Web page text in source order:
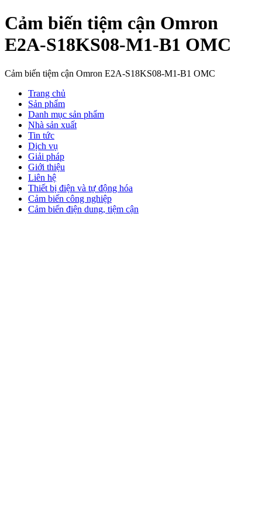
Cảm biến tiệm cận Omron
E2A-S18KS08-M1-B1 OMC
Cảm biến tiệm cận Omron E2A-S18KS08-M1-B1 OMC
Trang chủ
Sản phẩm
Danh mục sản phẩm
Nhà sản xuất
Tin tức
Dịch vụ
Giải pháp
Giới thiệu
Liên hệ
Thiết bị điện và tự động hóa
Cảm biến công nghiệp
Cảm biến điện dung, tiệm cận